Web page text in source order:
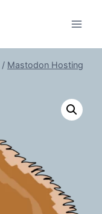
/ Mastodon Hosting